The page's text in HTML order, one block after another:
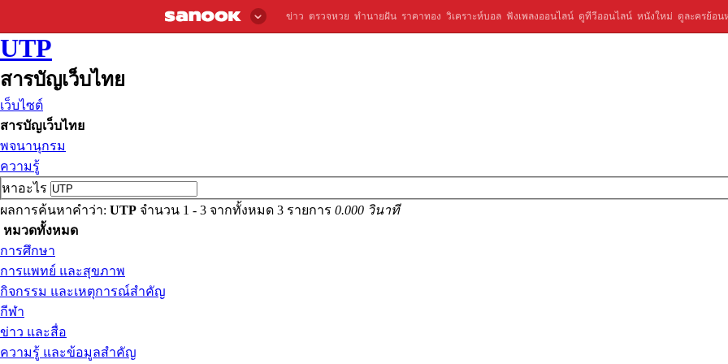
ข่าว ตรวจหวย ทำนายฝัน ราคาทอง วิเคราะห์บอล ฟังเพลงออนไลน์ ดูทีวีออนไลน์ หนังใหม่ ดูละครย้อน
UTP
สารบัญเว็บไทย
เว็บไซต์
สารบัญเว็บไทย
พจนานุกรม
ความรู้
หาอะไร
ผลการค้นหาคำว่า: UTP จำนวน 1 - 3 จากทั้งหมด 3 รายการ 0.000 วินาที
หมวดทั้งหมด
การศึกษา
การแพทย์ และสุขภาพ
กิจกรรม และเหตุการณ์สำคัญ
กีฬา
ข่าว และสื่อ
ความรู้ และข้อมูลสำคัญ